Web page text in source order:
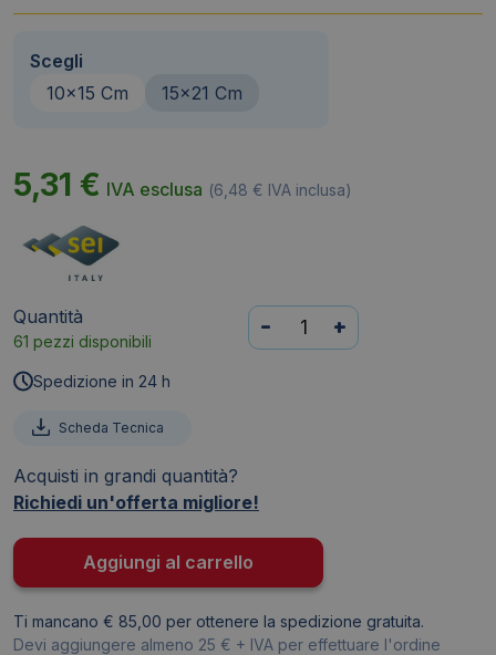
Scegli
10x15 Cm
15x21 Cm
5,31 € IVA esclusa (6,48 € IVA inclusa)
Quantità
61 pezzi disponibili
Buste
perforate
con
universale
-
Sei
Rota
- +
Spedizione in 24 h
Scheda Tecnica
Acquisti in grandi quantità?
Richiedi un'offerta migliore!
Aggiungi al carrello
Ti mancano € 85,00 per ottenere la spedizione gratuita.
Devi aggiungere almeno 25 € + IVA per effettuare l'ordine